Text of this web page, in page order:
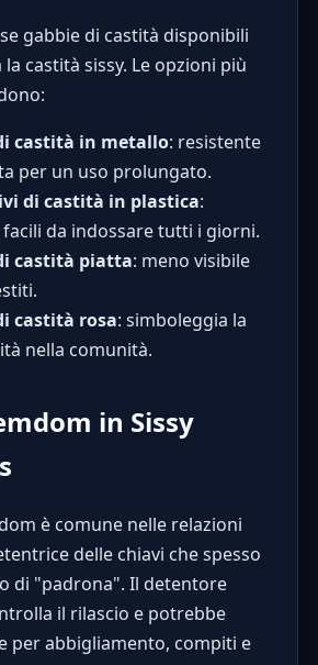
gabbie di castità disponibili
castità sissy. Le opzioni più
castità in metallo: resistente
per un uso prolungato.
di castità in plastica:
da indossare tutti i giorni.
castità piatta: meno visibile
castità rosa: simboleggia la
nella comunità.
in Sissy
è comune nelle relazioni
delle chiavi che spesso
di "padrona". Il detentore
il rilascio e potrebbe
per abbigliamento, compiti e